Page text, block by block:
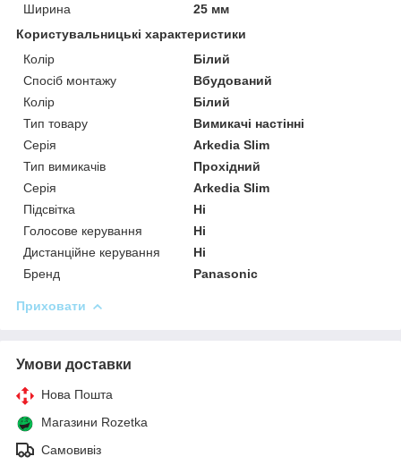
Ширина
25 мм
Користувальницькі характеристики
Колір
Білий
Спосіб монтажу
Вбудований
Колір
Білий
Тип товару
Вимикачі настінні
Серія
Arkedia Slim
Тип вимикачів
Прохідний
Серія
Arkedia Slim
Підсвітка
Ні
Голосове керування
Ні
Дистанційне керування
Ні
Бренд
Panasonic
Приховати
Умови доставки
Нова Пошта
Магазини Rozetka
Самовивіз